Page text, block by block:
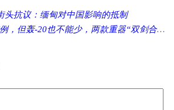
头抗议：缅甸对中国影响的抵制
，但轰-20也不能少，两款重器“双剑合璧”